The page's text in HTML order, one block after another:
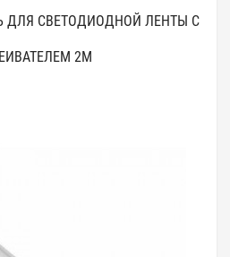
ДЛЯ СВЕТОДИОДНОЙ ЛЕНТЫ С
2М